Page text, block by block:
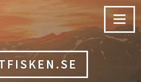
Menu